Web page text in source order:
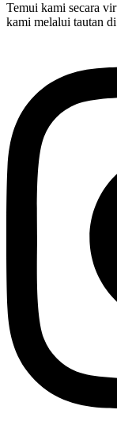
Temui kami secara
kami melalui tautan